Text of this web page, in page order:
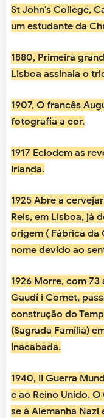
St John's College,
um estudante da
1880, Primeira
Lisboa assinala o
1907, O francês
fotografia a cor.
1917 Eclodem as
Irlanda.
1925 Abre a
Reis, em Lisboa, já
origem ( Fábrica da
nome devido ao
1926 Morre, com
Gaudí i Cornet,
construção do
(Sagrada Família)
inacabada.
1940, II Guerra
e ao Reino Unido.
se à Alemanha Nazi